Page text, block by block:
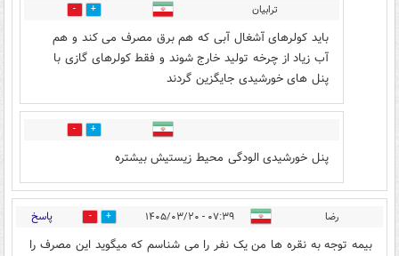
ترابیان 0
باید کولرهای آشغال آبی که هم برق مصرف می کند و هم
آب زیاد از چرخه تولید خارج شوند و فقط کولرهای گازی با
پنل های خورشیدی جایگزین گردند
0
پنل خورشیدی الودگی محیط زیستیش بیشتره
رضا ۰۷:۳۹ - ۱۴۰۵/۰۳/۲۰ 0 پاسخ
بیمه توجه به نقره ها من یک نفر را می شناسم که میگوید این مصرف را